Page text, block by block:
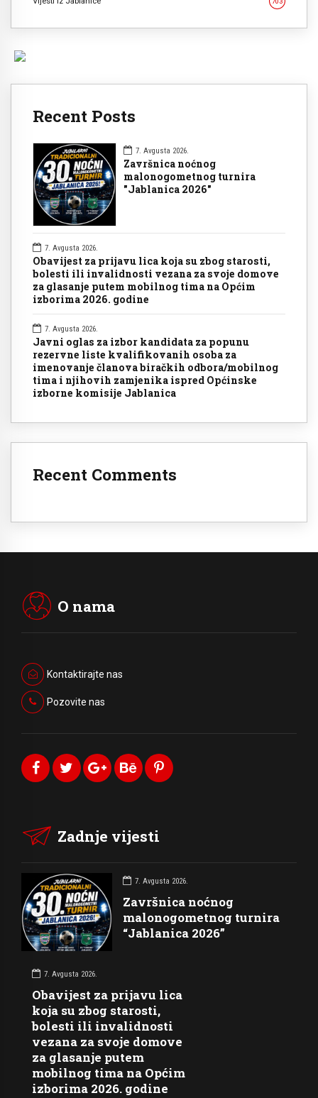
Recent Posts
7. Avgusta 2026.
Završnica noćnog
malonogometnog turnira
"Jablanica 2026"
7. Avgusta 2026.
Obavijest za prijavu lica koja su zbog starosti,
bolesti ili invalidnosti vezana za svoje domove
za glasanje putem mobilnog tima na Općim
izborima 2026. godine
7. Avgusta 2026.
Javni oglas za izbor kandidata za popunu
rezervne liste kvalifikovanih osoba za
imenovanje članova biračkih odbora/mobilnog
tima i njihovih zamjenika ispred Općinske
izborne komisije Jablanica
Recent Comments
O nama
Kontaktirajte nas
Pozovite nas
Zadnje vijesti
7. Avgusta 2026.
Završnica noćnog
malonogometnog turnira
“Jablanica 2026”
7. Avgusta 2026.
Obavijest za prijavu lica
koja su zbog starosti,
bolesti ili invalidnosti
vezana za svoje domove
za glasanje putem
mobilnog tima na Općim
izborima 2026. godine